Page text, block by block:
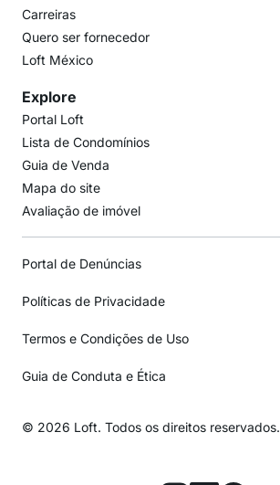
Carreiras
Quero ser fornecedor
Loft México
Explore
Portal Loft
Lista de Condomínios
Guia de Venda
Mapa do site
Avaliação de imóvel
Portal de Denúncias
Políticas de Privacidade
Termos e Condições de Uso
Guia de Conduta e Ética
© 2026 Loft. Todos os direitos reservados.